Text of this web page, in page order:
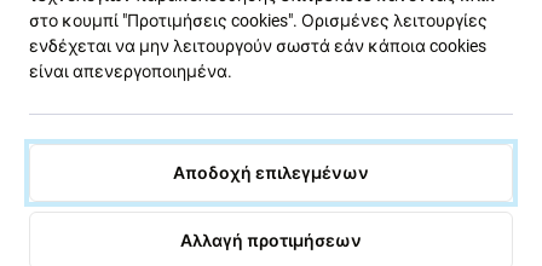
Ποιότητα: Aftermarket- Τα ανταλλακτικά που
πωλούνται ως Aftermarket κατασκευάζονται με τα
Αυτό είναι αντίγραφο του πρωτοτύπου και το
ανταλλακτικό που παραδίδεται ως Aftermarket μπορεί
παραλλαγές στη λειτουργικότητα, την ποιότητα ή την
εμφάνιση. Για να μάθετε περισσότερα σχετικά με την
στο κουμπί "Προτιμήσεις cookies". Ορισμένες λειτουργίες
ενδέχεται να μην λειτουργούν σωστά εάν κάποια cookies
είναι απενεργοποιημένα.
Αποδοχή επιλεγμένων
Αλλαγή προτιμήσεων